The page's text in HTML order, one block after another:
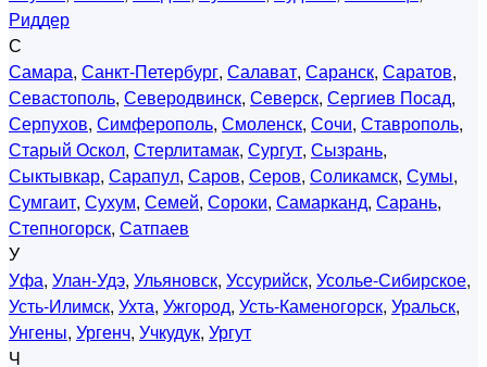
Риддер
С
Самара, Санкт-Петербург, Салават, Саранск, Саратов,
Севастополь, Северодвинск, Северск, Сергиев Посад,
Серпухов, Симферополь, Смоленск, Сочи, Ставрополь,
Старый Оскол, Стерлитамак, Сургут, Сызрань,
Сыктывкар, Сарапул, Саров, Серов, Соликамск, Сумы,
Сумгаит, Сухум, Семей, Сороки, Самарканд, Сарань,
Степногорск, Сатпаев
У
Уфа, Улан-Удэ, Ульяновск, Уссурийск, Усолье-Сибирское,
Усть-Илимск, Ухта, Ужгород, Усть-Каменогорск, Уральск,
Унгены, Ургенч, Учкудук, Ургут
Ч